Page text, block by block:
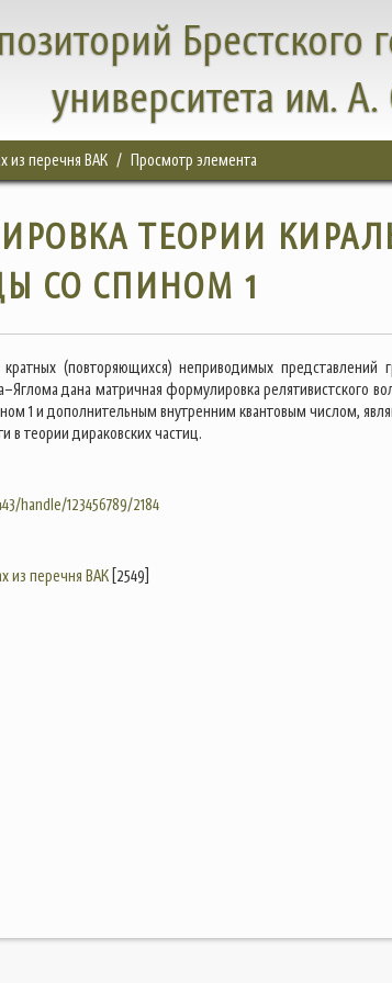
Брестского
университета им.
из перечня ВАК Просмотр элемента
ТЕОРИИ
СО СПИНОМ 1
(повторяющихся) неприводимых представлений
дана матричная формулировка релятивистского
1 и дополнительным внутренним квантовым числом,
в теории дираковских частиц.
handle/123456789/2184
из перечня ВАК[2549]